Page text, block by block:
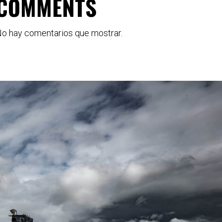
hay comentarios que mostrar.